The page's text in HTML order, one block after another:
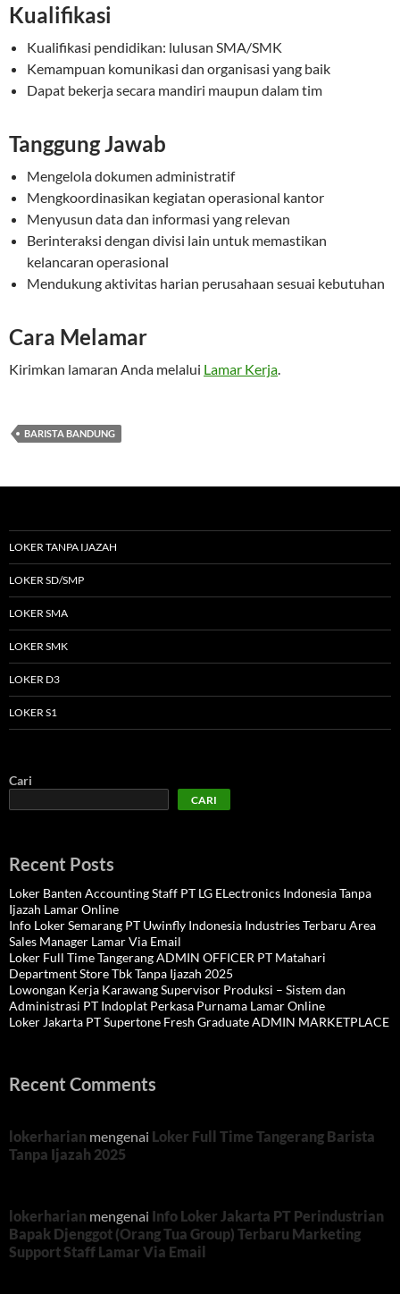
Kualifikasi
Kualifikasi pendidikan: lulusan SMA/SMK
Kemampuan komunikasi dan organisasi yang baik
Dapat bekerja secara mandiri maupun dalam tim
Tanggung Jawab
Mengelola dokumen administratif
Mengkoordinasikan kegiatan operasional kantor
Menyusun data dan informasi yang relevan
Berinteraksi dengan divisi lain untuk memastikan
kelancaran operasional
Mendukung aktivitas harian perusahaan sesuai kebutuhan
Cara Melamar
Kirimkan lamaran Anda melalui Lamar Kerja.
BARISTA BANDUNG
LOKER TANPA IJAZAH
LOKER SD/SMP
LOKER SMA
LOKER SMK
LOKER D3
LOKER S1
Cari
CARI
Recent Posts
Loker Banten Accounting Staff PT LG ELectronics Indonesia Tanpa
Ijazah Lamar Online
Info Loker Semarang PT Uwinfly Indonesia Industries Terbaru Area
Sales Manager Lamar Via Email
Loker Full Time Tangerang ADMIN OFFICER PT Matahari
Department Store Tbk Tanpa Ijazah 2025
Lowongan Kerja Karawang Supervisor Produksi – Sistem dan
Administrasi PT Indoplat Perkasa Purnama Lamar Online
Loker Jakarta PT Supertone Fresh Graduate ADMIN MARKETPLACE
Recent Comments
lokerharian mengenai Loker Full Time Tangerang Barista
Tanpa Ijazah 2025
lokerharian mengenai Info Loker Jakarta PT Perindustrian
Bapak Djenggot (Orang Tua Group) Terbaru Marketing
Support Staff Lamar Via Email